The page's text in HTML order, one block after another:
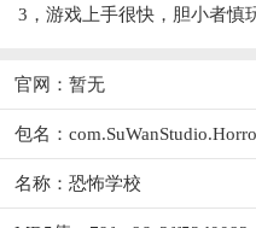
3，游戏上手很快，胆小者慎
官网：暂无
包名：
名称：恐怖学校